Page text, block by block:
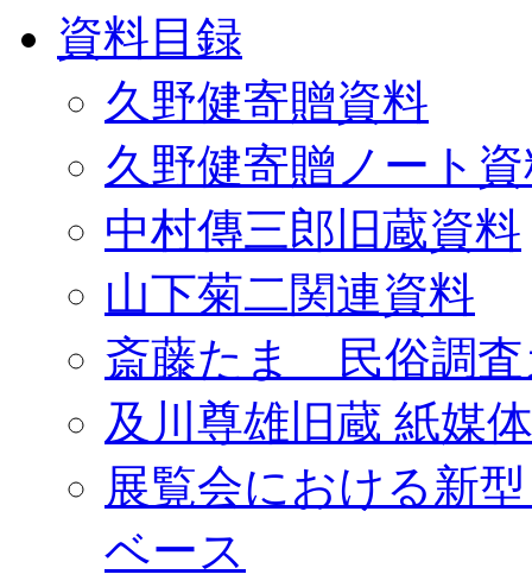
資料目録
久野健寄贈資料
久野健寄贈ノート
中村傳三郎旧蔵資料
山下菊二関連資料
斎藤たま 民俗調査
及川尊雄旧蔵 紙媒
展覧会における新
ベース